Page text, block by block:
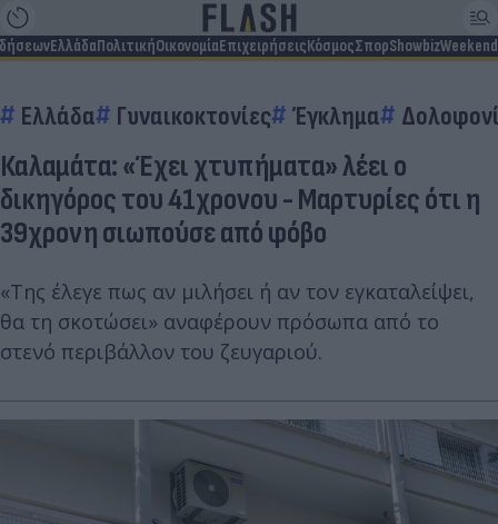
ΕλλάδαΠολιτικήΟικονομίαΕπιχειρήσειςΚόσμοςΣπορShowbizWeekend
Ελλάδα Γυναικοκτονίες Έγκλημα
Καλαμάτα: «Έχει χτυπήματα» λέει ο
δικηγόρος του 41χρονου - Μαρτυρίες ότι η
39χρονη σιωπούσε από φόβο
«Της έλεγε πως αν μιλήσει ή αν τον εγκαταλείψει,
θα τη σκοτώσει» αναφέρουν πρόσωπα από το
στενό περιβάλλον του ζευγαριού.